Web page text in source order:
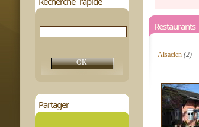
Partager
Restaurants
Alsacien (2)